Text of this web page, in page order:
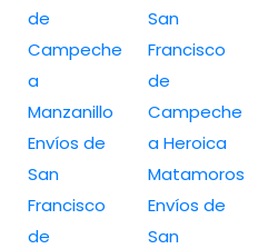
de
Campeche
a
Manzanillo
Envíos de
San
Francisco
de
San
Francisco
de
Campeche
a Heroica
Matamoros
Envíos de
San